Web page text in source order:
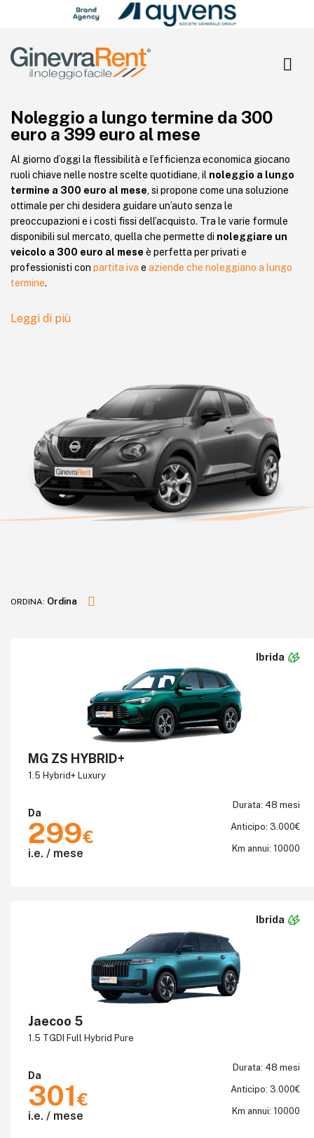
for:
Noleggio a lungo termine da 300
euro a 399 euro al mese
Al giorno d’oggi la flessibilità e l’efficienza economica giocano
ruoli chiave nelle nostre scelte quotidiane, il noleggio a lungo
termine a 300 euro al mese , si propone come una soluzione
ottimale per chi desidera guidare un’auto senza le
preoccupazioni e i costi fissi dell’acquisto. Tra le varie formule
disponibili sul mercato, quella che permette di noleggiare un
veicolo a 300 euro al mese è perfetta per privati e
professionisti con partita iva e aziende che noleggiano a lungo
termine.
Leggi di più
ORDINA: Ordina
Ibrida
MG ZS HYBRID+
1.5 Hybrid+ Luxury
Da
299€
i.e. / mese
Durata: 48 mesi
Anticipo: 3.000€
Km annui: 10000
Ibrida
Jaecoo 5
1.5 TGDI Full Hybrid Pure
Da
301€
i.e. / mese
Durata: 48 mesi
Anticipo: 3.000€
Km annui: 10000